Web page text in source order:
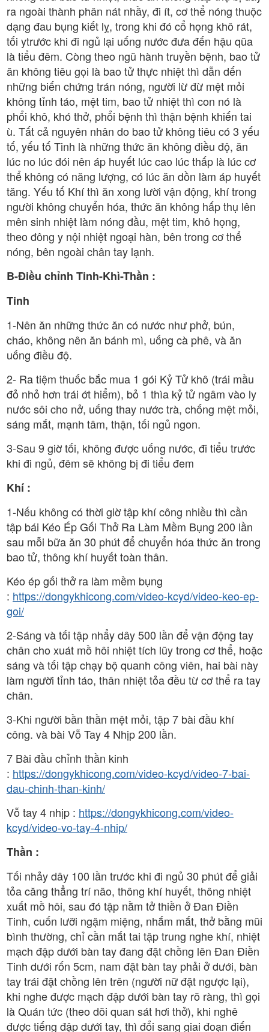
ra ngoài thành phân nát nhầy, đi ít, cơ thể nóng thuộc
dạng đau bụng kiết lỵ, trong khi đó cổ họng khô rát,
tối ytrước khi đi ngủ lại uống nước đưa đến hậu qũa
là tiểu đêm. Còng theo ngũ hành truyền bệnh, bao tử
ăn không tiêu gọi là bao tử thực nhiệt thì dẫn dến
những biến chứng trán nóng, người lừ đừ mệt mỏi
không tỉnh táo, mệt tim, bao tử nhiệt thì con nó là
phổi khô, khó thở, phổi bệnh thì thận bệnh khiến tai
ù. Tất cả nguyên nhân do bao tử không tiêu có 3 yếu
tố, yếu tố Tinh là những thức ăn không điều độ, ăn
lúc no lúc đói nên áp huyết lúc cao lúc thấp là lúc cơ
thể không có năng lượng, có lúc ăn dồn làm áp huyết
tăng. Yếu tố Khí thì ăn xong lười vận động, khí trong
người không chuyển hóa, thức ăn không hấp thụ lên
mên sinh nhiệt làm nóng đầu, mệt tim, khô họng,
theo đông y nội nhiệt ngoại hàn, bên trong cơ thể
nóng, bên ngoài chân tay lạnh.
B-Điều chỉnh Tinh-Khì-Thần :
Tinh
1-Nên ăn những thức ăn có nước như phở, bún,
cháo, không nên ăn bánh mì, uống cà phê, và ăn
uống điều độ.
2- Ra tiệm thuốc bắc mua 1 gói Kỷ Tử khô (trái mầu
đỏ nhỏ hơn trái ớt hiểm), bỏ 1 thìa kỷ tử ngâm vào ly
nước sôi cho nở, uống thay nước trà, chống mệt mỏi,
sáng mắt, mạnh tâm, thận, tối ngủ ngon.
3-Sau 9 giờ tối, không được uống nước, đi tiểu trước
khi đi ngủ, đêm sẽ không bị đi tiểu đem
Khí :
1-Nếu không có thời giờ tập khí công nhiều thì cần
tập bái Kéo Ép Gối Thở Ra Làm Mềm Bụng 200 lần
sau mỗi bữa ăn 30 phút để chuyển hóa thức ăn trong
bao tử, thông khí huyết toàn thân.
Kéo ép gối thở ra làm mềm bụng
: https://dongykhicong.com/video-kcyd/video-keo-ep-
goi/
2-Sáng và tối tập nhẩy dây 500 lần để vận động tay
chân cho xuát mồ hôi nhiệt tích lũy trong cơ thể, hoặc
sáng và tối tập chạy bộ quanh công viên, hai bài này
làm người tỉnh táo, thân nhiệt tỏa đều từ cơ thể ra tay
chân.
3-Khi người bần thần mệt mỏi, tập 7 bài đầu khí
công. và bài Vỗ Tay 4 Nhịp 200 lần.
7 Bài đầu chỉnh thần kinh
: https://dongykhicong.com/video-kcyd/video-7-bai-
dau-chinh-than-kinh/
Vỗ tay 4 nhịp : https://dongykhicong.com/video-
kcyd/video-vo-tay-4-nhip/
Thần :
Tối nhảy dây 100 lần trước khi đi ngủ 30 phút để giải
tỏa căng thẳng trí não, thông khí huyết, thông nhiệt
xuất mồ hôi, sau đó tập nằm tở thiền ở Đan Điền
Tinh, cuốn lưỡi ngậm miệng, nhắm mắt, thở bằng mũi
bình thường, chỉ cần mắt tai tập trung nghe khí, nhiệt
mạch đập dưới bàn tay đang đặt chồng lên Đan Điền
Tinh dưới rốn 5cm, nam đặt bàn tay phải ở dưới, bàn
tay trái đặt chồng lên trên (người nữ đặt ngược lại),
khi nghe được mạch đập dưới bàn tay rõ ràng, thì gọi
là Quán tức (theo dõi quan sát hơi thở), khi nghê
được tiếng đập dưới tay, thì đổi sang giai đoạn điến